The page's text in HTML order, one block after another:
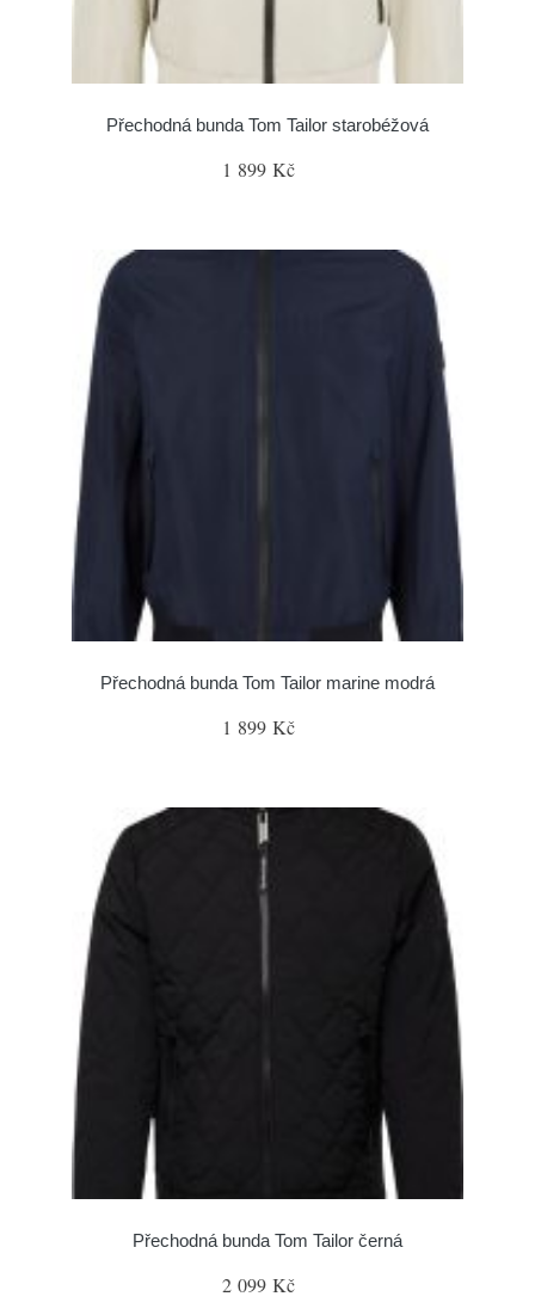
Přechodná bunda Tom Tailor starobéžová
1 899 Kč
Přechodná bunda Tom Tailor marine modrá
1 899 Kč
Přechodná bunda Tom Tailor černá
2 099 Kč